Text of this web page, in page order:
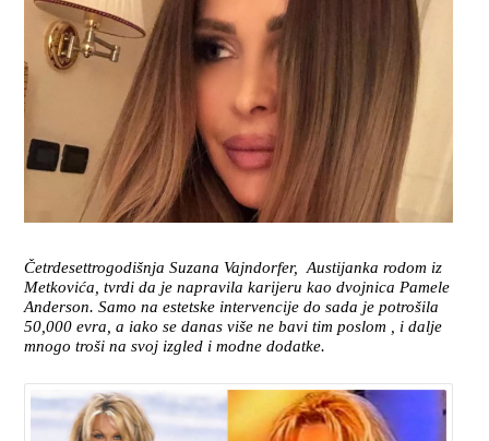
Četrdesettrogodišnja Suzana Vajndorfer, Austijanka rodom iz
Metkovića, tvrdi da je napravila karijeru kao dvojnica Pamele
Anderson. Samo na estetske intervencije do sada je potrošila
50,000 evra, a iako se danas više ne bavi tim poslom , i dalje
mnogo troši na svoj izgled i modne dodatke.